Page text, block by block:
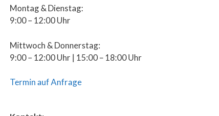
Montag & Dienstag:
9:00 – 12:00 Uhr
Mittwoch & Donnerstag:
9:00 – 12:00 Uhr | 15:00 – 18:00 Uhr
Termin auf Anfrage